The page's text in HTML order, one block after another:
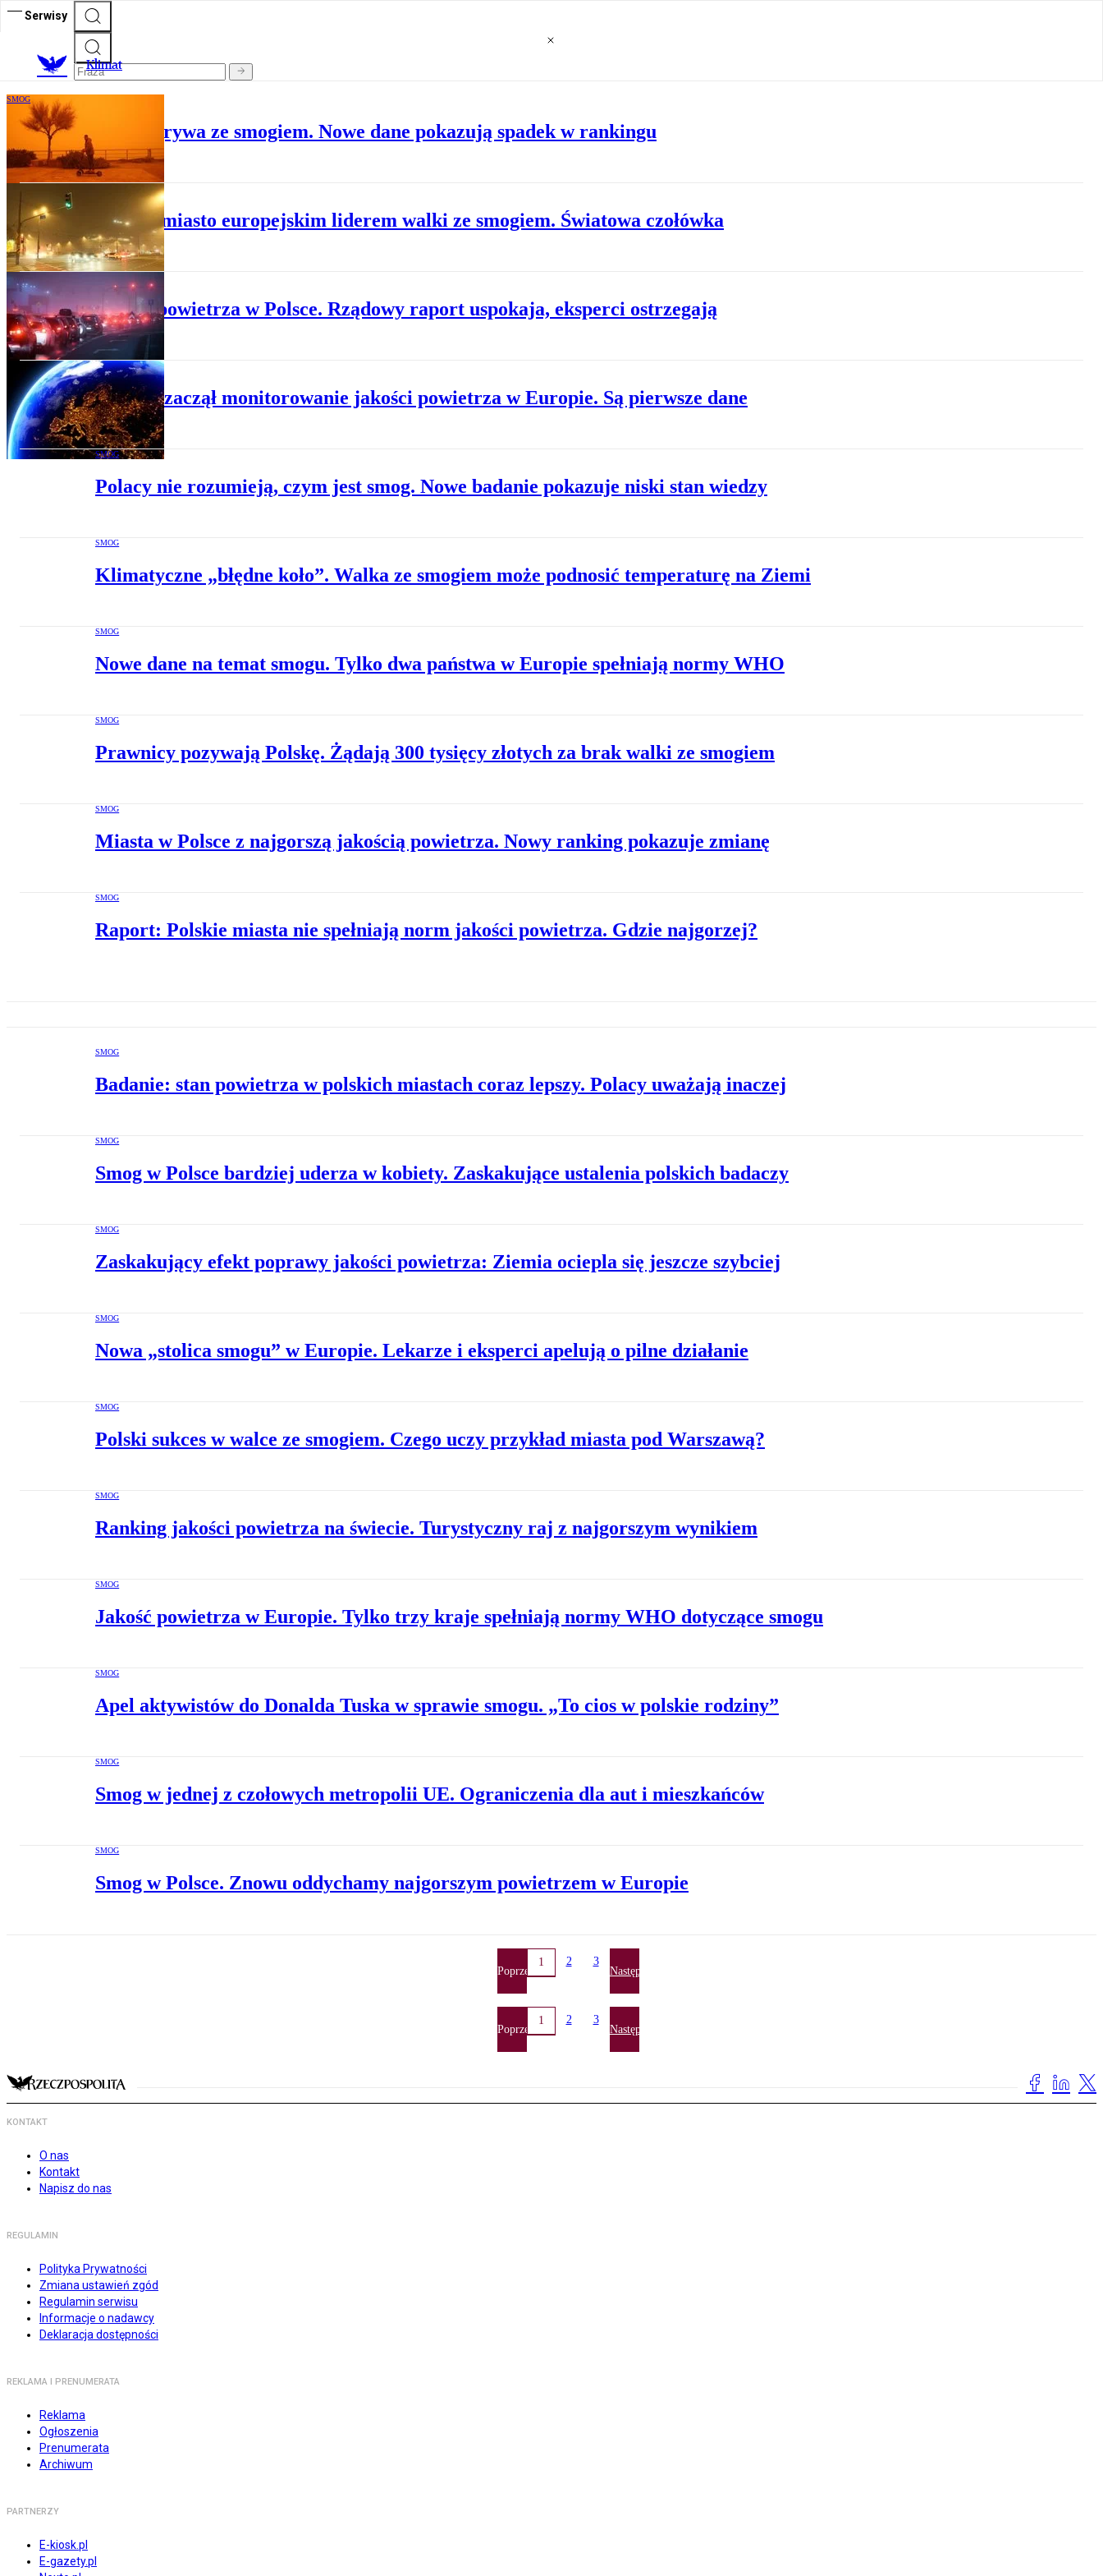
Serwisy
Klimat
SMOG
Polska znów przegrywa ze smogiem. Nowe dane pokazują spadek w rankingu
Polskie miasto europejskim liderem walki ze smogiem. Światowa czołówka
Jakość powietrza w Polsce. Rządowy raport uspokaja, eksperci ostrzegają
SMOG
Satelita zaczął monitorowanie jakości powietrza w Europie. Są pierwsze dane
SMOG
Polacy nie rozumieją, czym jest smog. Nowe badanie pokazuje niski stan wiedzy
SMOG
Klimatyczne „błędne koło”. Walka ze smogiem może podnosić temperaturę na Ziemi
SMOG
Nowe dane na temat smogu. Tylko dwa państwa w Europie spełniają normy WHO
SMOG
Prawnicy pozywają Polskę. Żądają 300 tysięcy złotych za brak walki ze smogiem
SMOG
Miasta w Polsce z najgorszą jakością powietrza. Nowy ranking pokazuje zmianę
SMOG
Raport: Polskie miasta nie spełniają norm jakości powietrza. Gdzie najgorzej?
SMOG
Badanie: stan powietrza w polskich miastach coraz lepszy. Polacy uważają inaczej
SMOG
Smog w Polsce bardziej uderza w kobiety. Zaskakujące ustalenia polskich badaczy
SMOG
Zaskakujący efekt poprawy jakości powietrza: Ziemia ociepla się jeszcze szybciej
SMOG
Nowa „stolica smogu” w Europie. Lekarze i eksperci apelują o pilne działanie
SMOG
Polski sukces w walce ze smogiem. Czego uczy przykład miasta pod Warszawą?
SMOG
Ranking jakości powietrza na świecie. Turystyczny raj z najgorszym wynikiem
SMOG
Jakość powietrza w Europie. Tylko trzy kraje spełniają normy WHO dotyczące smogu
SMOG
Apel aktywistów do Donalda Tuska w sprawie smogu. „To cios w polskie rodziny”
SMOG
Smog w jednej z czołowych metropolii UE. Ograniczenia dla aut i mieszkańców
SMOG
Smog w Polsce. Znowu oddychamy najgorszym powietrzem w Europie
Poprzednia
1 2 3
Następna
Poprzednia
1 2 3
Następna
KONTAKT
O nas
Kontakt
Napisz do nas
REGULAMIN
Polityka Prywatności
Zmiana ustawień zgód
Regulamin serwisu
Informacje o nadawcy
Deklaracja dostępności
REKLAMA I PRENUMERATA
Reklama
Ogłoszenia
Prenumerata
Archiwum
PARTNERZY
E-kiosk.pl
E-gazety.pl